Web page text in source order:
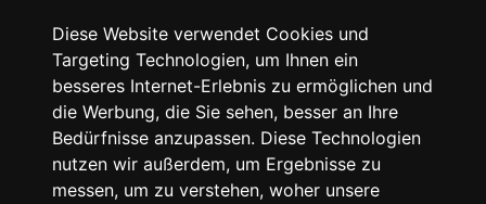
Diese Website verwendet Cookies und
Targeting Technologien, um Ihnen ein
besseres Internet-Erlebnis zu ermöglichen und
die Werbung, die Sie sehen, besser an Ihre
Bedürfnisse anzupassen. Diese Technologien
nutzen wir außerdem, um Ergebnisse zu
messen, um zu verstehen, woher unsere